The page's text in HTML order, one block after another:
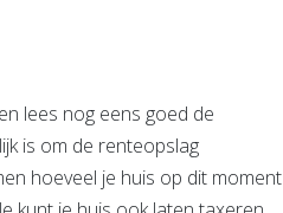
lees nog eens goed de
is om de renteopslag
hoeveel je huis op dit moment